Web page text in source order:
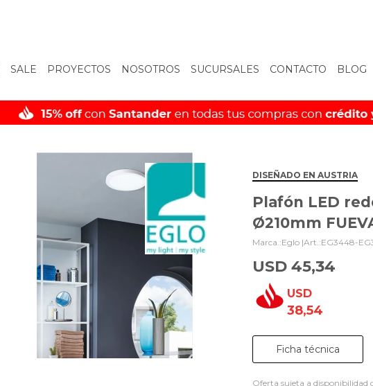
SALE PROYECTOS NOSOTROS SUCURSALES CONTACTO BLOG
DISEÑADO EN AUSTRIA
Plafón LED
Ø210mm
Eglo | EG3448-
USD 45,34
USD
38,54
Ficha técnica
Oferta sujeta a disponibilidad